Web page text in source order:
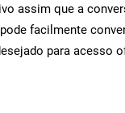
assim que a
facilmente
para acesso